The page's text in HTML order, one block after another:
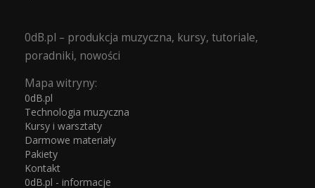
0dB.pl – produkcja muzyczna, kursy, tutoriale,
poradniki, nowości
Mapa witryny:
0dB.pl
Technologia muzyczna
Kursy i warsztaty
Darmowe materiały
Pakiety
Kontakt
0dB.pl - informacje